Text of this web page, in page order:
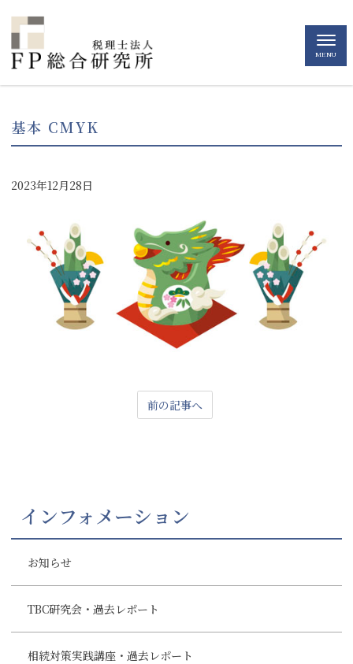
MENU
基本 CMYK
2023年12月28日
前の記事へ
インフォメーション
お知らせ
TBC研究会・過去レポート
相続対策実践講座・過去レポート